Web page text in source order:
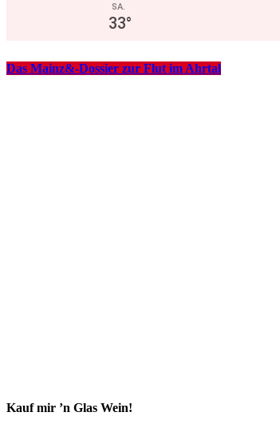
SA.
33°
Das Mainz&-Dossier zur Flut im Ahrtal
Kauf mir ’n Glas Wein!